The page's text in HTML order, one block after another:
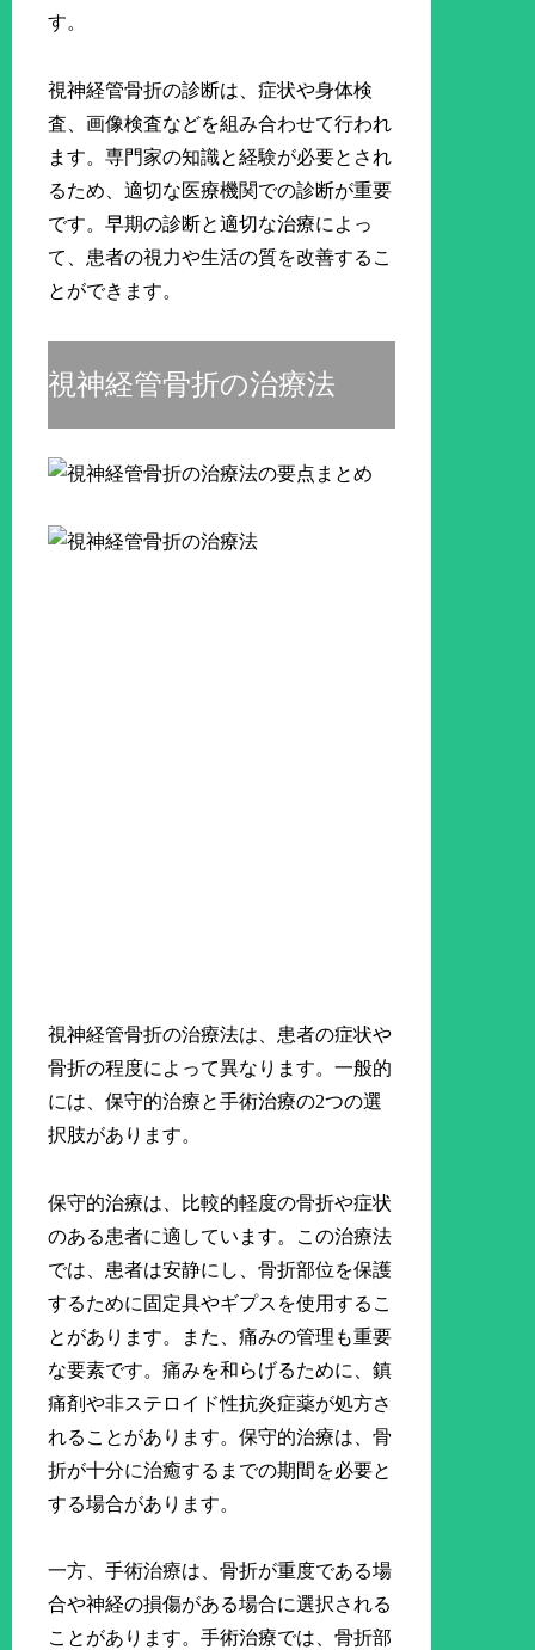
す。
視神経管骨折の診断は、症状や身体検
査、画像検査などを組み合わせて行われ
ます。専門家の知識と経験が必要とされ
るため、適切な医療機関での診断が重要
です。早期の診断と適切な治療によっ
て、患者の視力や生活の質を改善するこ
とができます。
視神経管骨折の治療法
視神経管骨折の治療法は、患者の症状や
骨折の程度によって異なります。一般的
には、保守的治療と手術治療の2つの選
択肢があります。
保守的治療は、比較的軽度の骨折や症状
のある患者に適しています。この治療法
では、患者は安静にし、骨折部位を保護
するために固定具やギプスを使用するこ
とがあります。また、痛みの管理も重要
な要素です。痛みを和らげるために、鎮
痛剤や非ステロイド性抗炎症薬が処方さ
れることがあります。保守的治療は、骨
折が十分に治癒するまでの期間を必要と
する場合があります。
一方、手術治療は、骨折が重度である場
合や神経の損傷がある場合に選択される
ことがあります。手術治療では、骨折部